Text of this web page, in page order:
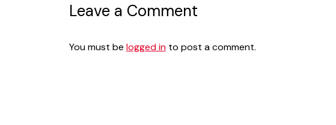
Leave a Comment
You must be logged into post a comment.